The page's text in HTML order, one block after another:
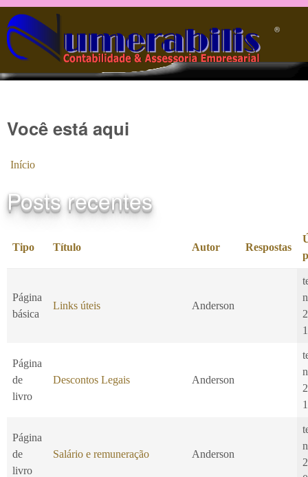
Pular para o conteúdo principal
®️
Você está aqui
Início
Posts recentes
Tipo Título Autor Respostas
Página
básica
Links úteis Anderson
Página
de
livro
Descontos Legais Anderson
Página
de
livro
Salário e remuneração Anderson